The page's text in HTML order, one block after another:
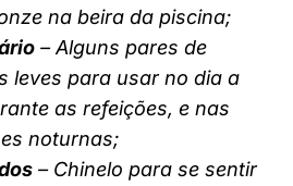
na beira da piscina;
– Alguns pares de
leves para usar no dia a
as refeições, e nas
noturnas;
– Chinelo para se sentir